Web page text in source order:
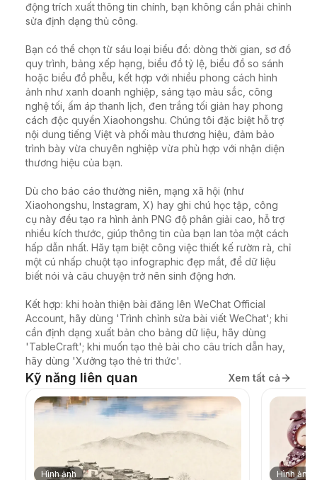
động trích xuất thông tin chính, bạn không cần phải chỉnh
sửa định dạng thủ công.
Bạn có thể chọn từ sáu loại biểu đồ: dòng thời gian, sơ đồ
quy trình, bảng xếp hạng, biểu đồ tỷ lệ, biểu đồ so sánh
hoặc biểu đồ phễu, kết hợp với nhiều phong cách hình
ảnh như xanh doanh nghiệp, sáng tạo màu sắc, công
nghệ tối, ấm áp thanh lịch, đen trắng tối giản hay phong
cách độc quyền Xiaohongshu. Chúng tôi đặc biệt hỗ trợ
nội dung tiếng Việt và phối màu thương hiệu, đảm bảo
trình bày vừa chuyên nghiệp vừa phù hợp với nhận diện
thương hiệu của bạn.
Dù cho báo cáo thường niên, mạng xã hội (như
Xiaohongshu, Instagram, X) hay ghi chú học tập, công
cụ này đều tạo ra hình ảnh PNG độ phân giải cao, hỗ trợ
nhiều kích thước, giúp thông tin của bạn lan tỏa một cách
hấp dẫn nhất. Hãy tạm biệt công việc thiết kế rườm rà, chỉ
một cú nhấp chuột tạo infographic đẹp mắt, để dữ liệu
biết nói và câu chuyện trở nên sinh động hơn.
Kết hợp: khi hoàn thiện bài đăng lên WeChat Official
Account, hãy dùng 'Trình chỉnh sửa bài viết WeChat'; khi
cần định dạng xuất bản cho bảng dữ liệu, hãy dùng
'TableCraft'; khi muốn tạo thẻ bài cho câu trích dẫn hay,
hãy dùng 'Xưởng tạo thẻ tri thức'.
Kỹ năng liên quan Xem tất cả
Hình ảnh Hình ảnh